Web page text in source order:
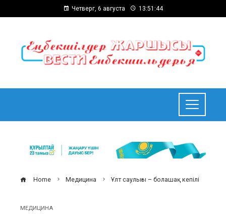
Четверг, 6 августа 13:51:45
Home Медицина Ұлт саулығы – болашақ кепілі
МЕДИЦИНА